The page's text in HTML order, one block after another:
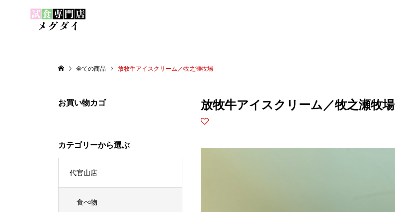
全ての商品 放牧牛アイスクリーム／牧之瀬牧場
放牧牛アイスクリーム／牧之瀬牧場
お買い物カゴ
カテゴリーから選ぶ
代官山店
食べ物